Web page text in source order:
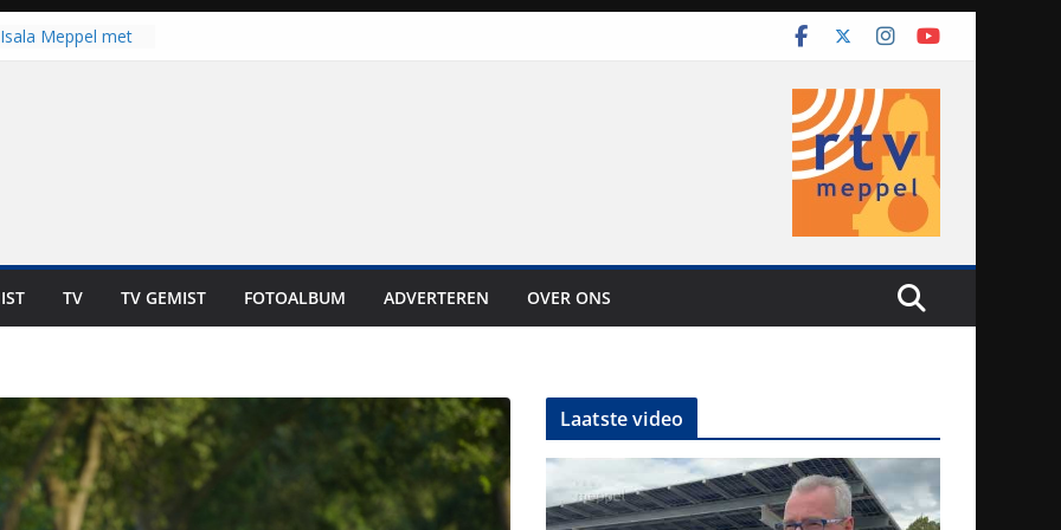
Meppel met
niet in geld uit te
TV TV GEMIST FOTOALBUM ADVERTEREN OVER ONS
Laatste video